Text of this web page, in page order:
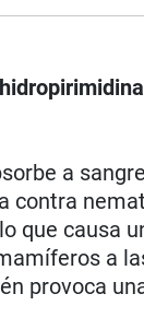
a
contra
que causa
a
provoca